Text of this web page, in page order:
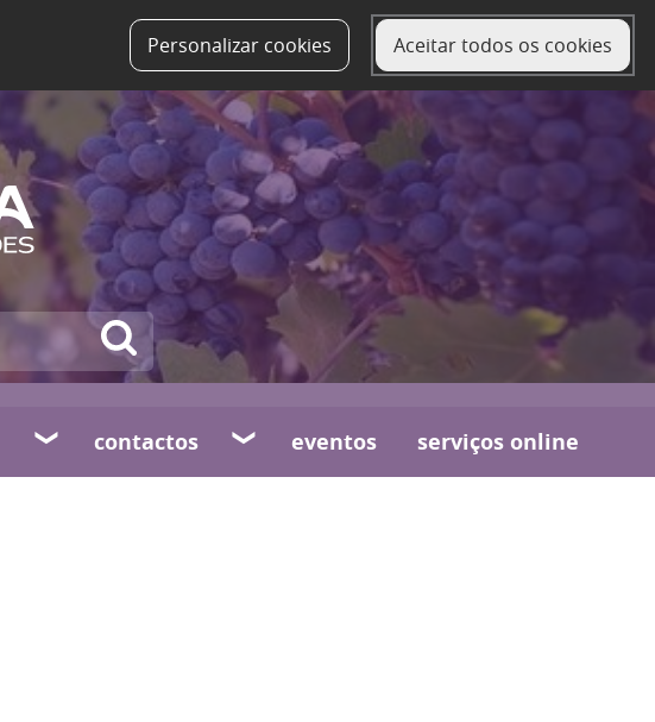
Personalizar cookies Aceitar todos os cookies
contactos eventos serviços online